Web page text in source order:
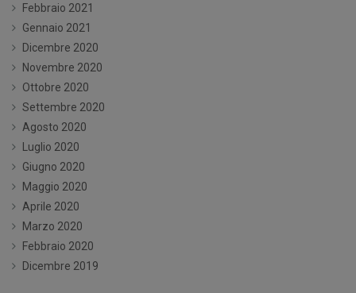
Febbraio 2021
Gennaio 2021
Dicembre 2020
Novembre 2020
Ottobre 2020
Settembre 2020
Agosto 2020
Luglio 2020
Giugno 2020
Maggio 2020
Aprile 2020
Marzo 2020
Febbraio 2020
Dicembre 2019